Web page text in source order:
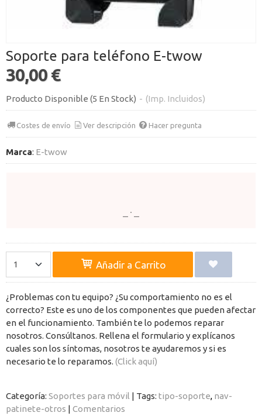
Soporte para teléfono E-twow
30,00 €
Producto Disponible (5 En Stock) - (Imp. Incluidos)
Costes de envío Ver descripción Hacer pregunta
Marca: E-twow
Añadir a Carrito
¿Problemas con tu equipo? ¿Su comportamiento no es el
correcto? Este es uno de los componentes que pueden afectar
en el funcionamiento. También te lo podemos reparar
nosotros. Consúltanos. Rellena el formulario y explícanos
cuales son los síntomas, nosotros te ayudaremos y si es
necesario te lo reparamos. (Click aquí)
Categoría: Soportes para móvil | Tags: tipo-soporte nav-
patinete-otros | Comentarios